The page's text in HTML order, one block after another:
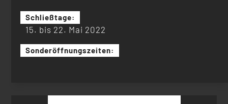
Schließtage:
15. bis 22. Mai 2022
Sonderöffnungszeiten: